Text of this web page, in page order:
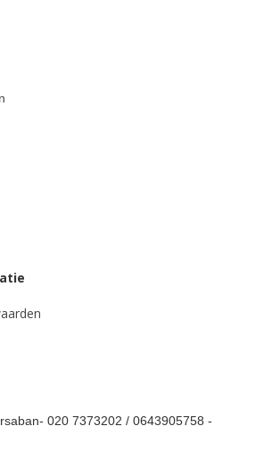
020 7373202 / 0643905758 -